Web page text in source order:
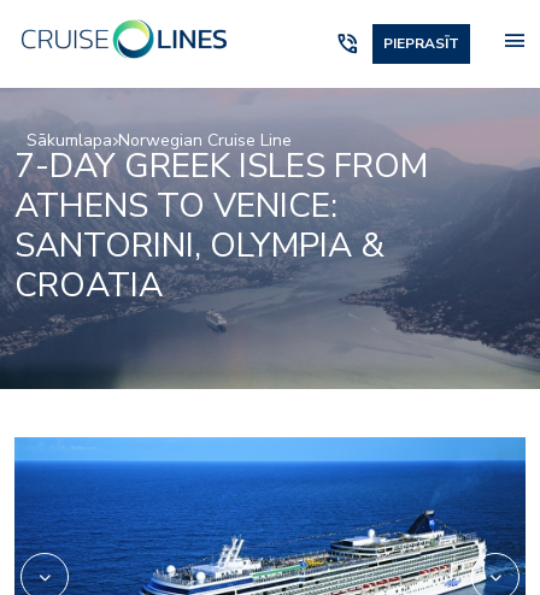
phone_in_talk PIEPRASĪT menu
Sākumlapa Norwegian Cruise Line
7-DAY GREEK ISLES FROM
ATHENS TO VENICE:
SANTORINI, OLYMPIA &
CROATIA